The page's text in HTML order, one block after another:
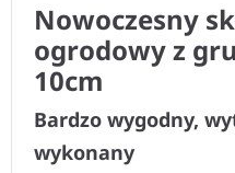
Nowoczesny
ogrodowy z
10cm
Bardzo wygodny,
wykonany